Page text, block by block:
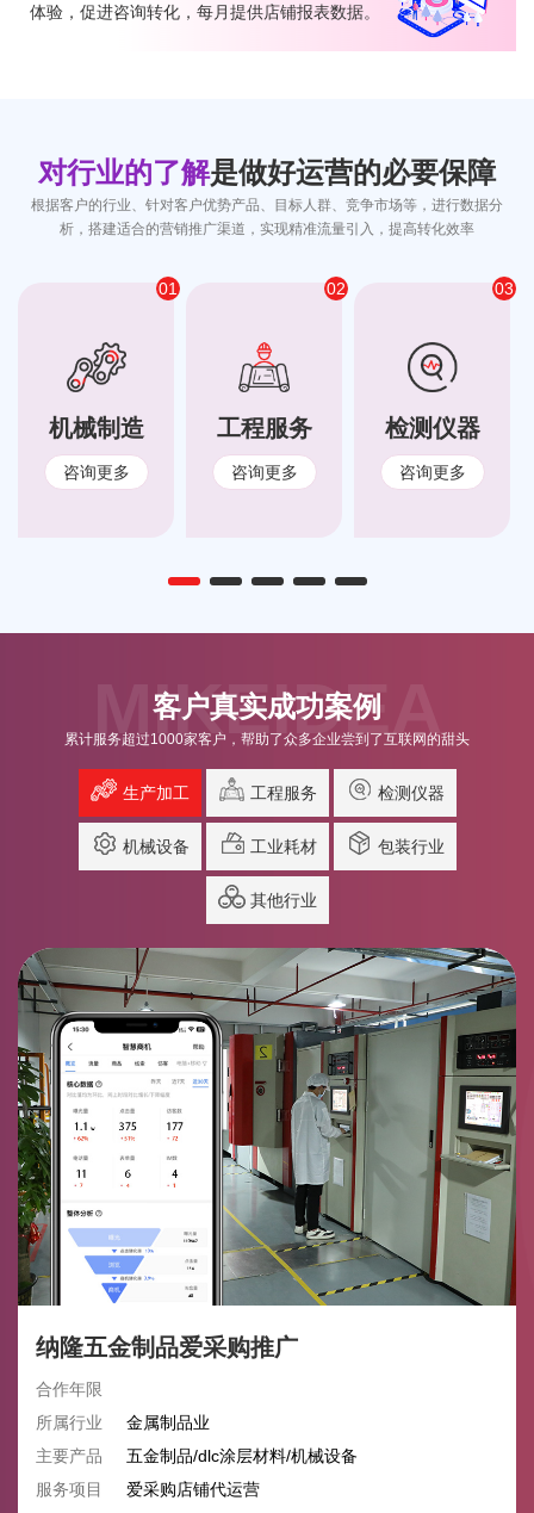
体验，促进咨询转化，每月提供店铺报表数据。
对行业的了解是做好运营的必要保障
根据客户的行业、针对客户优势产品、目标人群、竞争市场等，进行数据分
析，搭建适合的营销推广渠道，实现精准流量引入，提高转化效率
01
机械制造
咨询更多
02
工程服务
咨询更多
03
检测仪器
咨询更多
客户真实成功案例
累计服务超过1000家客户，帮助了众多企业尝到了互联网的甜头
MIKEIDEA
生产加工 工程服务 检测仪器
机械设备 工业耗材 包装行业
其他行业
纳隆五金制品爱采购推广
合作年限
所属行业
金属制品业
主要产品
五金制品/dlc涂层材料/机械设备
服务项目
爱采购店铺代运营